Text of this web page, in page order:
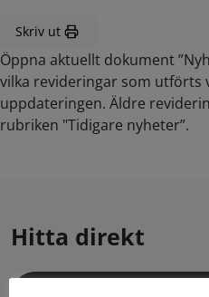
Skriv ut
Öppna aktuellt dokument
vilka revideringar som utförts
uppdateringen. Äldre
rubriken "Tidigare nyheter”.
Hitta direkt